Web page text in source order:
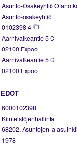
Asunto-Osakeyhtiö
Asunto-osakeyhtiö
0102398-4
Aarnivalkeantie 5 C
02100 Espoo
Aarnivalkeantie 5 C
02100 Espoo
6000102398
Kiinteistöjenhallinta
68202. Asuntojen ja
1978